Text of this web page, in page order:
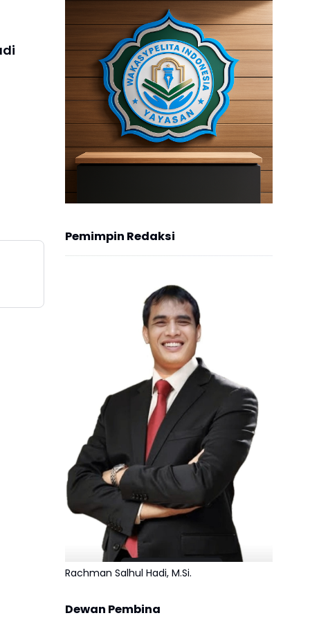
Pemimpin Redaksi
Rachman Salhul Hadi, M.Si.
Dewan Pembina